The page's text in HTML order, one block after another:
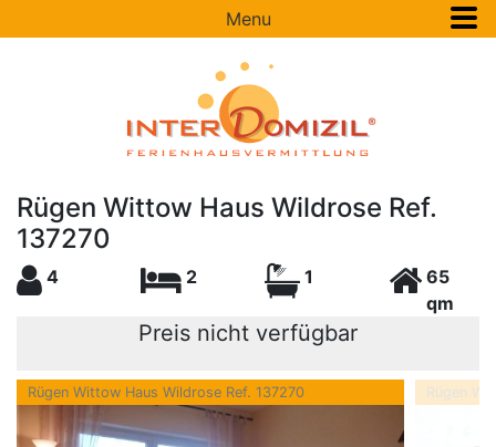
Menu
Rügen Wittow Haus Wildrose Ref.
137270
4 2 1
65
qm
Preis nicht verfügbar
Rügen Wittow Haus Wildrose Ref. 137270 Rügen